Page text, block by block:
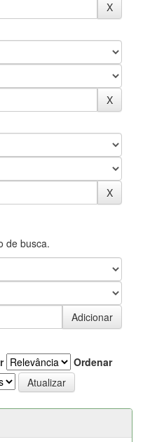
de busca.
Ordenar